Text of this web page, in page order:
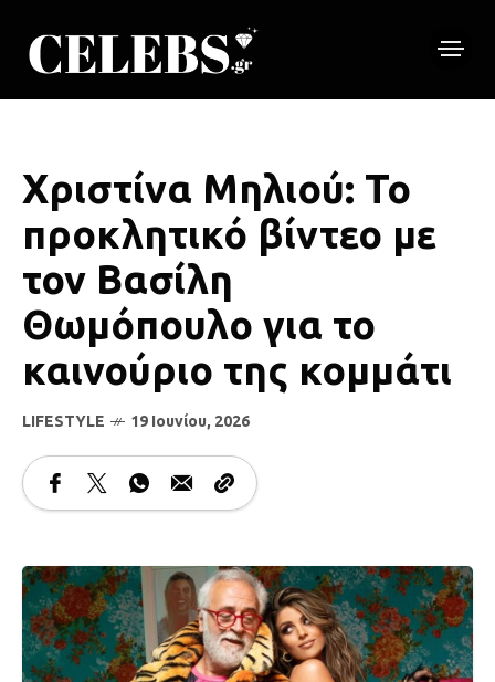
Χριστίνα Μηλιού: Το
προκλητικό βίντεο με
τον Βασίλη
Θωμόπουλο για το
καινούριο της κομμάτι
LIFESTYLE 19 Ιουνίου, 2026